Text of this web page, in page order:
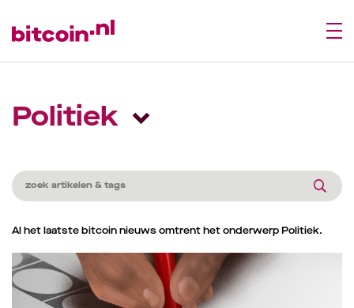
Politiek
Al het laatste bitcoin nieuws omtrent het onderwerp Politiek.